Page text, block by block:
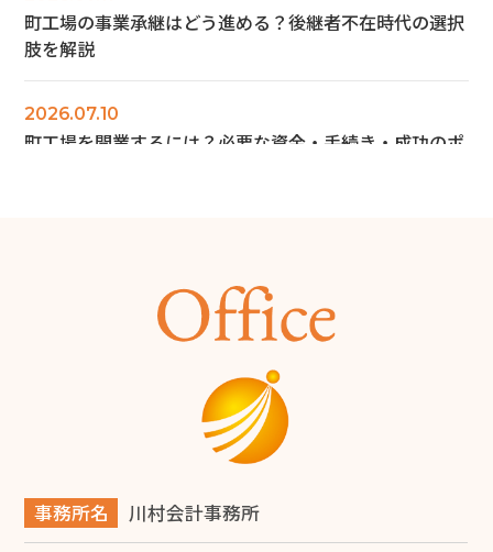
町工場の事業承継はどう進める？後継者不在時代の選択
肢を解説
2026.07.10
町工場を開業するには？必要な資金・手続き・成功のポ
ス12選と入会メリットを解説
旅費規程の日当とは？堺市の税理士が解説
堺市で事業承継を成功させるには？税理士が教える対策
と進め方
事務所名 川村会計事務所